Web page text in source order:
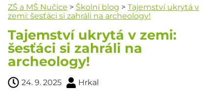
ZŠ a MŠ Nučice > Školní blog > Tajemství ukrytá v
zemi: šesťáci si zahráli na archeology!
Tajemství ukrytá v zemi:
šesťáci si zahráli na
archeology!
24. 9. 2025 Hrkal